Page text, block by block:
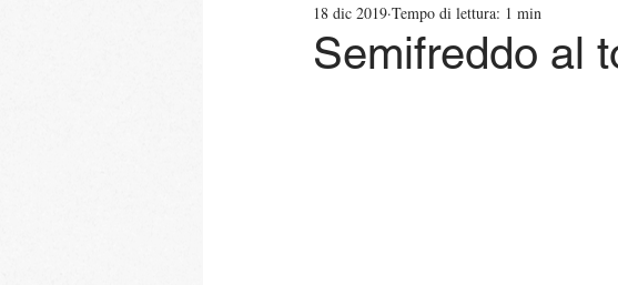
Minestre e Zuppe Secondi Gluten Free
Semifreddo al
18 dic 2019 Tempo di lettura: 1 min